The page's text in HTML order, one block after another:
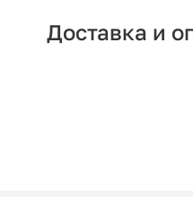
Доставка и